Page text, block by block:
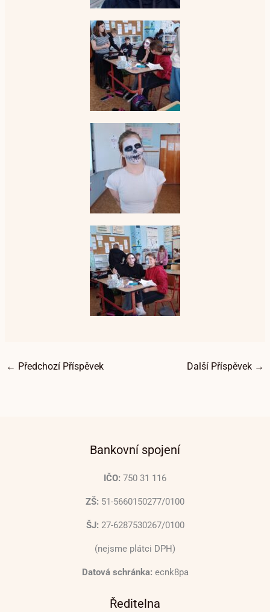
← Předchozí Příspěvek Další Příspěvek →
Bankovní spojení
IČO: 750 31 116
ZŠ: 51-5660150277/0100
ŠJ: 27-6287530267/0100
(nejsme plátci DPH)
Datová schránka: ecnk8pa
Ředitelna